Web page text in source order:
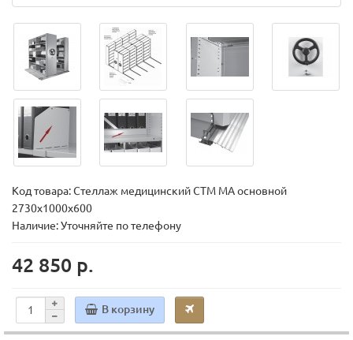
Код товара:Стеллаж медицинский СТМ МА основной
2730х1000х600
Наличие: Уточняйте по телефону
42 850 р.
В корзину